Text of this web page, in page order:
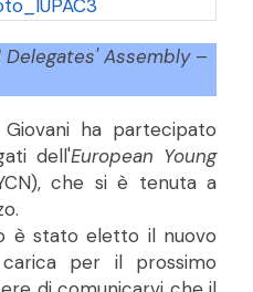
Delegates' Assembly –
ha partecipato
dell'European Young
che si è tenuta a
è stato eletto il nuovo
per il prossimo